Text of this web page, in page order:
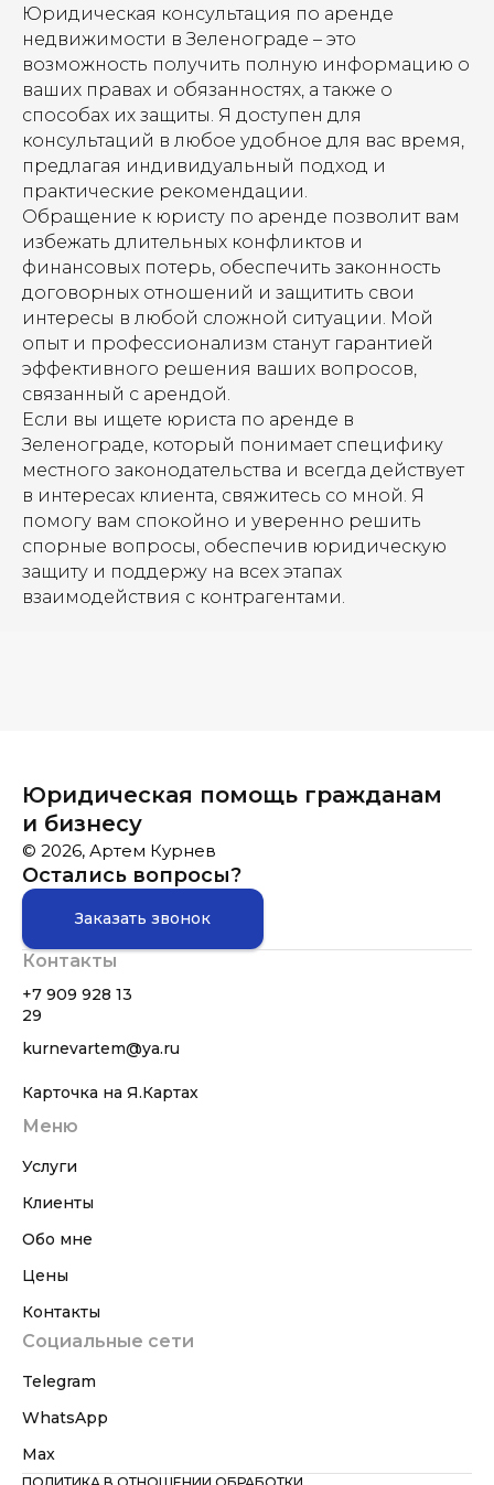
Юридическая консультация по аренде
недвижимости в Зеленограде – это
возможность получить полную информацию о
ваших правах и обязанностях, а также о
способах их защиты. Я доступен для
консультаций в любое удобное для вас время,
предлагая индивидуальный подход и
практические рекомендации.
Обращение к юристу по аренде позволит вам
избежать длительных конфликтов и
финансовых потерь, обеспечить законность
договорных отношений и защитить свои
интересы в любой сложной ситуации. Мой
опыт и профессионализм станут гарантией
эффективного решения ваших вопросов,
связанный с арендой.
Если вы ищете юриста по аренде в
Зеленограде, который понимает специфику
местного законодательства и всегда действует
в интересах клиента, свяжитесь со мной. Я
помогу вам спокойно и уверенно решить
спорные вопросы, обеспечив юридическую
защиту и поддержу на всех этапах
взаимодействия с контрагентами.
Юридическая помощь гражданам
и бизнесу
© 2026, Артем Курнев
Остались вопросы?
Заказать звонок
Контакты
+7 909 928 13
29
kurnevartem@ya.ru
Карточка на Я.Картах
Меню
Услуги
Клиенты
Обо мне
Цены
Контакты
Социальные сети
Telegram
WhatsApp
Max